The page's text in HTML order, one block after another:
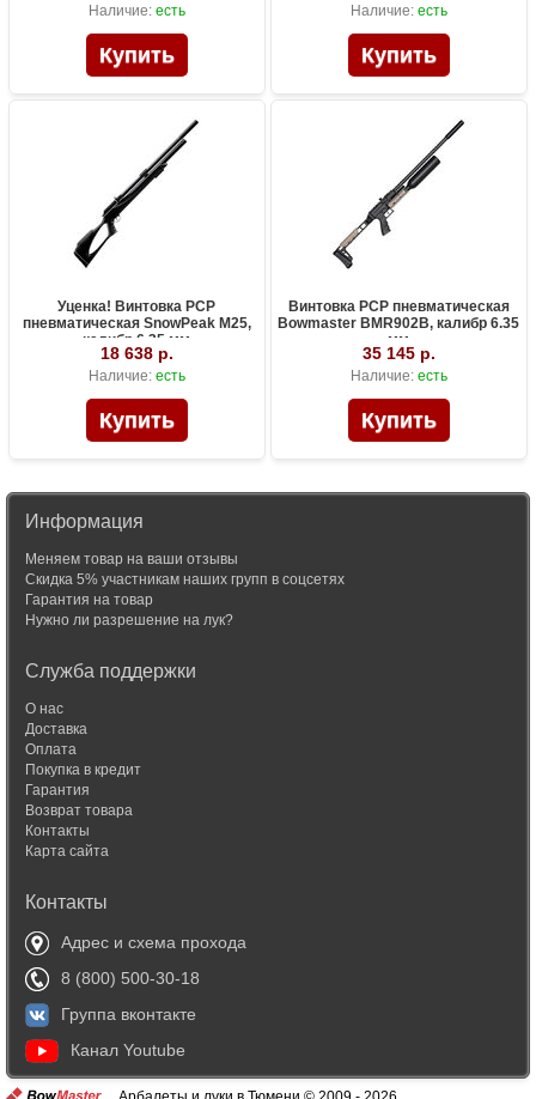
Наличие: есть Наличие: есть
Уценка! Винтовка PCP
пневматическая SnowPeak M25,
калибр 6.35 мм
18 638 р.
Наличие: есть
Винтовка PCP пневматическая
Bowmaster BMR902B, калибр 6.35
мм
35 145 р.
Наличие: есть
Информация
Меняем товар на ваши отзывы
Скидка 5% участникам наших групп в соцсетях
Гарантия на товар
Нужно ли разрешение на лук?
Служба поддержки
О нас
Доставка
Оплата
Покупка в кредит
Гарантия
Возврат товара
Контакты
Карта сайта
Контакты
Адрес и схема прохода
8 (800) 500-30-18
Группа вконтакте
Канал Youtube